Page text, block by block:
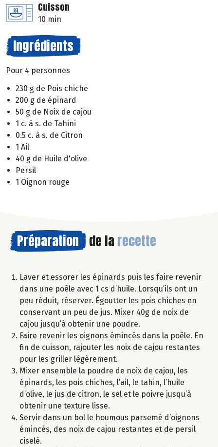
Cuisson
10 min
Ingrédients
Pour 4 personnes
230 g de Pois chiche
200 g de épinard
50 g de Noix de cajou
1 c. à s. de Tahini
0.5 c. à s. de Citron
1 Ail
40 g de Huile d'olive
Persil
1 Oignon rouge
Préparation de la recette
Laver et essorer les épinards puis les faire revenir
dans une poêle avec 1 cs d’huile. Lorsqu’ils ont un
peu réduit, réserver. Égoutter les pois chiches en
conservant un peu de jus. Mixer 40g de noix de
cajou jusqu’à obtenir une poudre.
Faire revenir les oignons émincés dans la poêle. En
fin de cuisson, rajouter les noix de cajou restantes
pour les griller légèrement.
Mixer ensemble la poudre de noix de cajou, les
épinards, les pois chiches, l’ail, le tahin, l’huile
d’olive, le jus de citron, le sel et le poivre jusqu’à
obtenir une texture lisse.
Servir dans un bol le houmous parsemé d’oignons
émincés, des noix de cajou restantes et de persil
ciselé.